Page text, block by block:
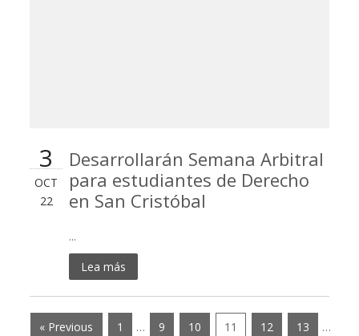
3
OCT
22
Desarrollarán Semana Arbitral
para estudiantes de Derecho
en San Cristóbal
...
Lea más
« Previous 1 … 9 10 11 12 13 …